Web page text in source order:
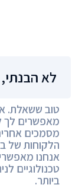
לא
טוב ששאלת.
מאפשרים לך
מסמכים
הלקוחות של
אנחנו
טכנולוגיים
ביותר.